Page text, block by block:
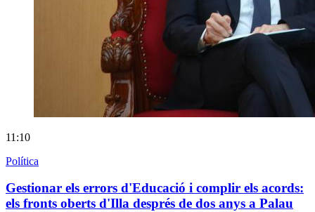
11:10
Política
Gestionar els errors d'Educació i complir els acords:
els fronts oberts d'Illa després de dos anys a Palau